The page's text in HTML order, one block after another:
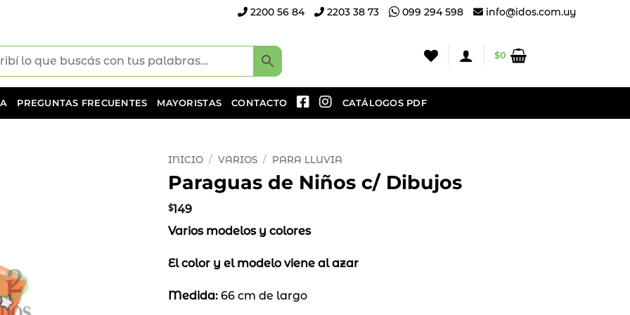
2200 56 84 2203 38 73 099 294 598 info@idos.com.uy
$0
PREGUNTAS FRECUENTES MAYORISTAS CONTACTO CATÁLOGOS PDF
INICIO / VARIOS / PARA LLUVIA
Paraguas de Niños c/ Dibujos
$149
Varios modelos y colores
El color y el modelo viene al azar
Medida: 66 cm de largo